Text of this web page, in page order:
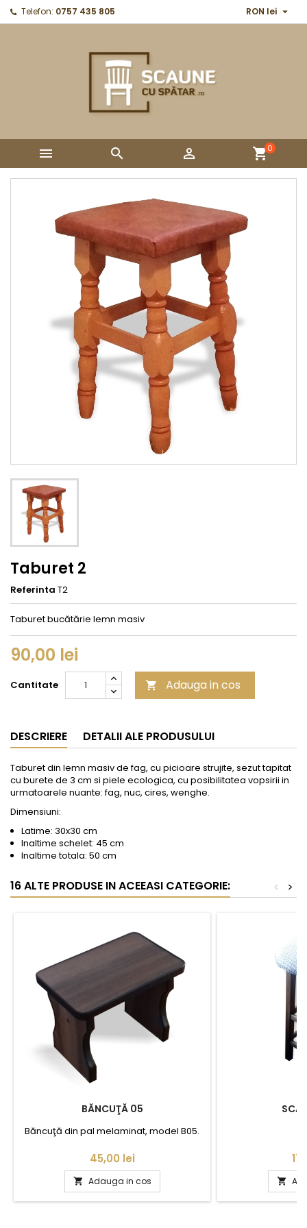
Telefon: 0757 435 805 RON lei 
   shopping_cart0
Taburet 2
Referinta T2
Taburet bucătărie lemn masiv
90,00 lei
Cantitate  Adauga in cos
DESCRIERE DETALII ALE PRODUSULUI
Taburet din lemn masiv de fag, cu picioare strujite, sezut tapitat
cu burete de 3 cm si piele ecologica, cu posibilitatea vopsirii in
urmatoarele nuante: fag, nuc, cires, wenghe.
Dimensiuni:
Latime: 30x30 cm
Inaltime schelet: 45 cm
Inaltime totala: 50 cm
16 ALTE PRODUSE IN ACEEASI CATEGORIE: >
<
BĂNCUŢĂ 05
Băncuţă din pal melaminat, model B05.
Pret
45,00 lei
 Adauga in cos 